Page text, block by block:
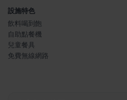
設施特色
飲料喝到飽
自助點餐機
兒童餐具
免費無線網路